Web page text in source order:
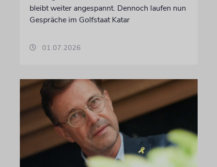
bleibt weiter angespannt. Dennoch laufen nun
Gespräche im Golfstaat Katar
01.07.2026